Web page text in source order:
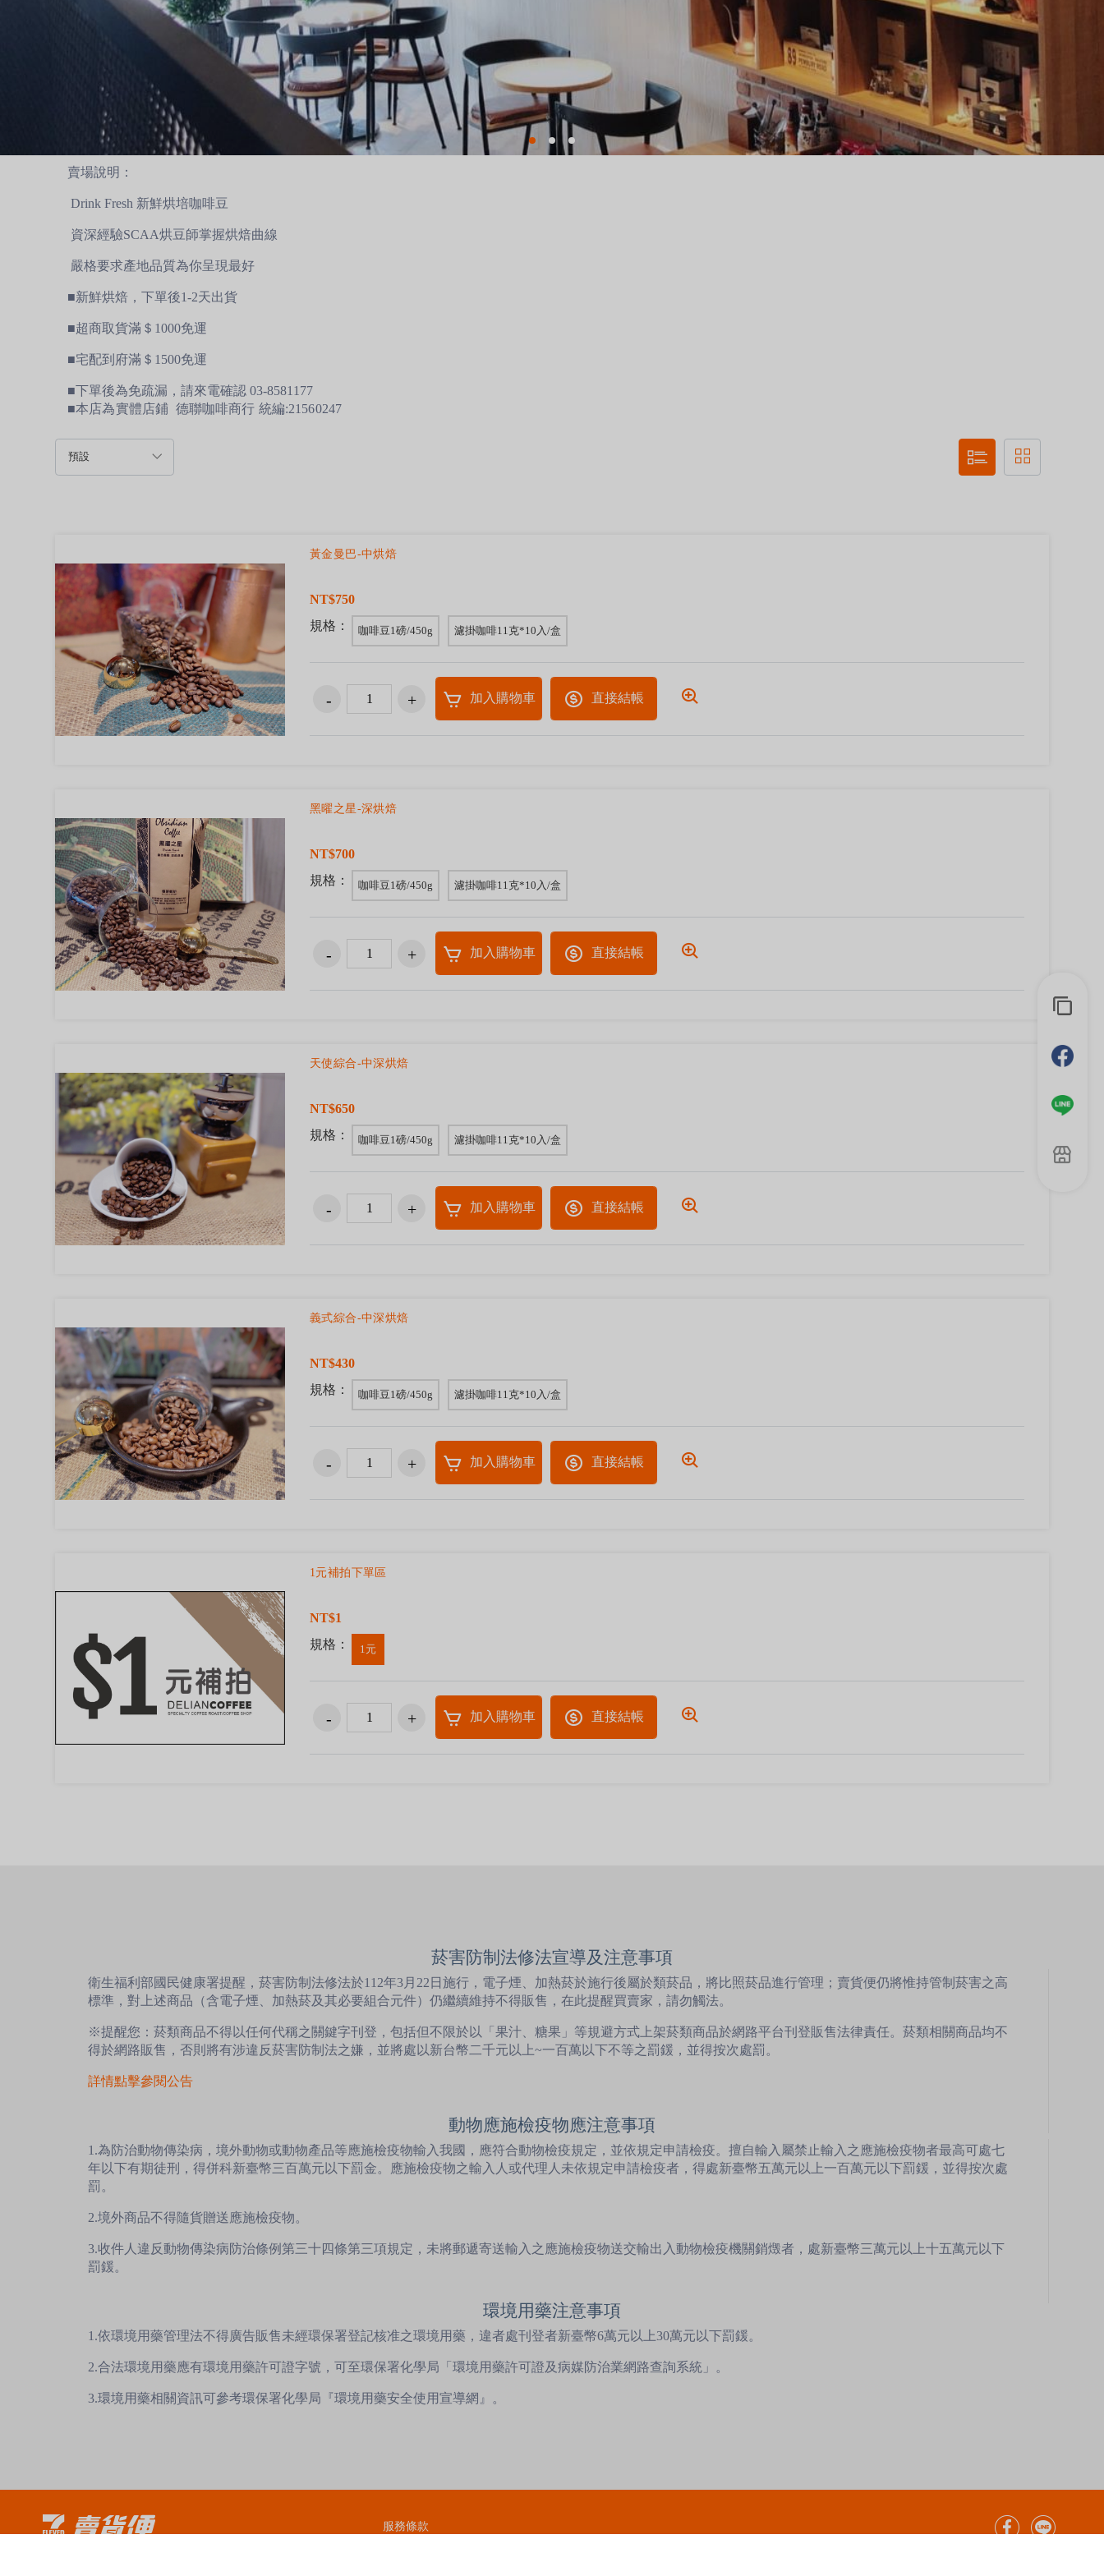
賣場說明：
Drink Fresh 新鮮烘培咖啡豆
資深經驗SCAA烘豆師掌握烘焙曲線
嚴格要求產地品質為你呈現最好
■新鮮烘焙，下單後1-2天出貨
■超商取貨滿＄1000免運
■宅配到府滿＄1500免運
■下單後為免疏漏，請來電確認 03-8581177
■本店為實體店鋪 德聯咖啡商行 統編:21560247
黃金曼巴-中烘焙
NT$750
規格：
咖啡豆1磅/450g 濾掛咖啡11克*10入/盒
加入購物車 直接結帳
黑曜之星-深烘焙
NT$700
規格：
咖啡豆1磅/450g 濾掛咖啡11克*10入/盒
加入購物車 直接結帳
天使綜合-中深烘焙
NT$650
規格：
咖啡豆1磅/450g 濾掛咖啡11克*10入/盒
加入購物車 直接結帳
義式綜合-中深烘焙
NT$430
規格：
咖啡豆1磅/450g 濾掛咖啡11克*10入/盒
加入購物車 直接結帳
1元補拍下單區
NT$1
規格：
1元
加入購物車 直接結帳
菸害防制法修法宣導及注意事項
衛生福利部國民健康署提醒，菸害防制法修法於112年3月22日施行，電子煙、加熱菸於施行後屬於類菸品，將比照菸品進行管理；賣貨便仍將惟持管制菸害之高
標準，對上述商品（含電子煙、加熱菸及其必要組合元件）仍繼續維持不得販售，在此提醒買賣家，請勿觸法。
※提醒您：菸類商品不得以任何代稱之關鍵字刊登，包括但不限於以「果汁、糖果」等規避方式上架菸類商品於網路平台刊登販售法律責任。菸類相關商品均不
得於網路販售，否則將有涉違反菸害防制法之嫌，並將處以新台幣二千元以上~一百萬以下不等之罰鍰，並得按次處罰。
詳情點擊參閱公告
動物應施檢疫物應注意事項
1.為防治動物傳染病，境外動物或動物產品等應施檢疫物輸入我國，應符合動物檢疫規定，並依規定申請檢疫。擅自輸入屬禁止輸入之應施檢疫物者最高可處七
年以下有期徒刑，得併科新臺幣三百萬元以下罰金。應施檢疫物之輸入人或代理人未依規定申請檢疫者，得處新臺幣五萬元以上一百萬元以下罰鍰，並得按次處
罰。
2.境外商品不得隨貨贈送應施檢疫物。
3.收件人違反動物傳染病防治條例第三十四條第三項規定，未將郵遞寄送輸入之應施檢疫物送交輸出入動物檢疫機關銷燬者，處新臺幣三萬元以上十五萬元以下
罰鍰。
環境用藥注意事項
1.依環境用藥管理法不得廣告販售未經環保署登記核准之環境用藥，違者處刊登者新臺幣6萬元以上30萬元以下罰鍰。
2.合法環境用藥應有環境用藥許可證字號，可至環保署化學局「環境用藥許可證及病媒防治業網路查詢系統」。
3.環境用藥相關資訊可參考環保署化學局『環境用藥安全使用宣導網』。
服務條款